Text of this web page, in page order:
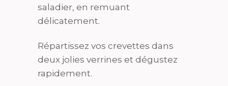
saladier, en remuant
délicatement.
Répartissez vos crevettes dans
deux jolies verrines et dégustez
rapidement.